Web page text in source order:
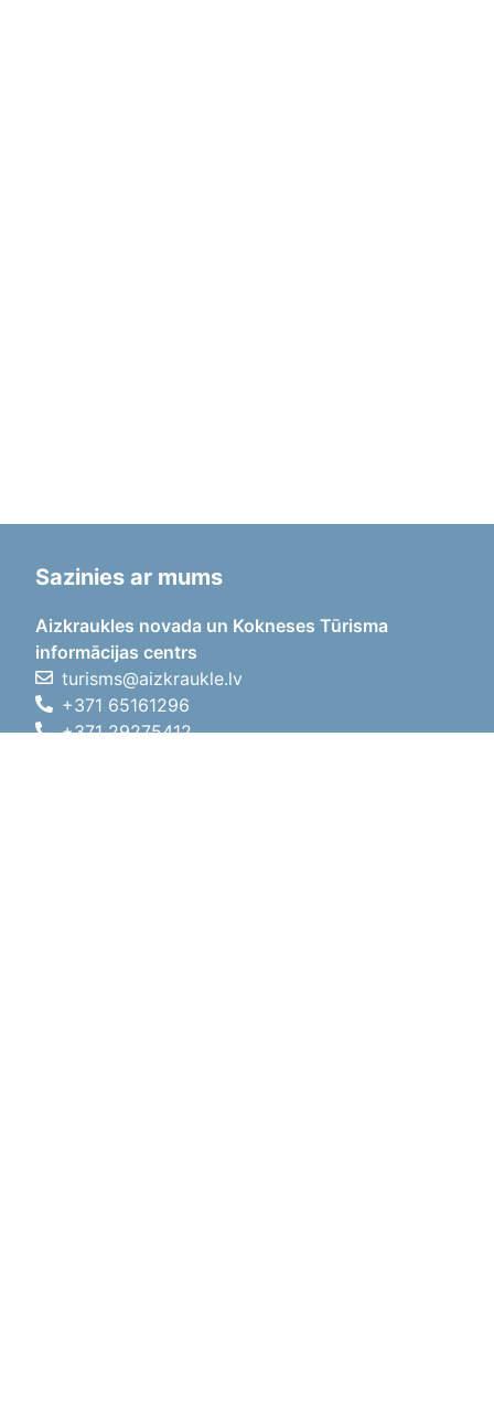
Sazinies ar mums
Aizkraukles novada un Kokneses Tūrisma
informācijas centrs
turisms@aizkraukle.lv
+371 65161296
+371 29275412